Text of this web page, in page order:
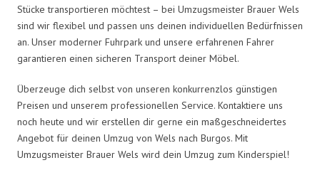
Stücke transportieren möchtest – bei Umzugsmeister Brauer Wels
sind wir flexibel und passen uns deinen individuellen Bedürfnissen
an. Unser moderner Fuhrpark und unsere erfahrenen Fahrer
garantieren einen sicheren Transport deiner Möbel.
Überzeuge dich selbst von unseren konkurrenzlos günstigen
Preisen und unserem professionellen Service. Kontaktiere uns
noch heute und wir erstellen dir gerne ein maßgeschneidertes
Angebot für deinen Umzug von Wels nach Burgos. Mit
Umzugsmeister Brauer Wels wird dein Umzug zum Kinderspiel!